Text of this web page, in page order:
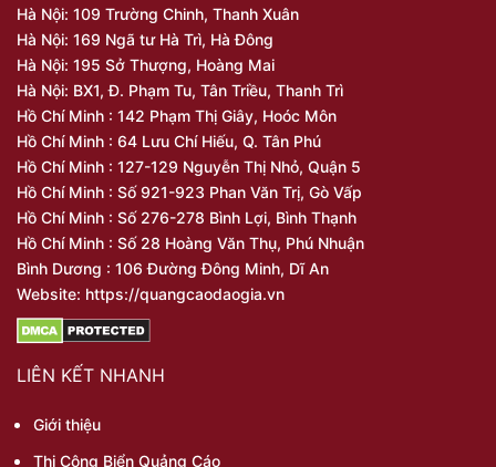
Hà Nội: 109 Trường Chinh, Thanh Xuân
Hà Nội: 169 Ngã tư Hà Trì, Hà Đông
Hà Nội: 195 Sở Thượng, Hoàng Mai
Hà Nội: BX1, Đ. Phạm Tu, Tân Triều, Thanh Trì
Hồ Chí Minh : 142 Phạm Thị Giây, Hoóc Môn
Hồ Chí Minh : 64 Lưu Chí Hiếu, Q. Tân Phú
Hồ Chí Minh : 127-129 Nguyễn Thị Nhỏ, Quận 5
Hồ Chí Minh : Số 921-923 Phan Văn Trị, Gò Vấp
Hồ Chí Minh : Số 276-278 Bình Lợi, Bình Thạnh
Hồ Chí Minh : Số 28 Hoàng Văn Thụ, Phú Nhuận
Bình Dương : 106 Đường Đông Minh, Dĩ An
Website: https://quangcaodaogia.vn
LIÊN KẾT NHANH
Giới thiệu
Thi Công Biển Quảng Cáo